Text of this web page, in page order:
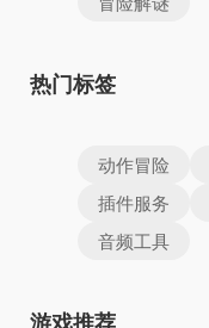
热门标签
动作冒险
插件服务
音频工具
游戏推荐